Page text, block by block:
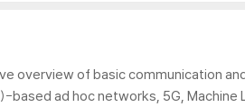
overview of basic communication
ad hoc networks, 5G, Machine